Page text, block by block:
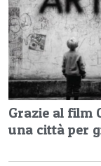
Grazie al film
una città per